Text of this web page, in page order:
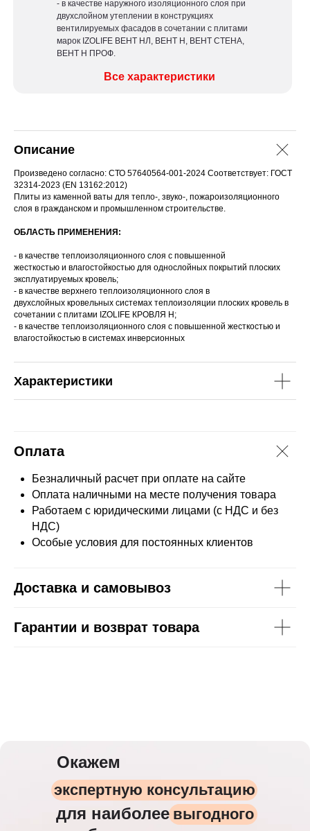
Все характеристики
- в качестве наружного изоляционного слоя при
двухслойном утеплении в конструкциях
вентилируемых фасадов в сочетании с плитами
марок IZOLIFE ВЕНТ НЛ, ВЕНТ Н, ВЕНТ СТЕНА,
ВЕНТ Н ПРОФ.
Описание
Произведено согласно: СТО 57640564-001-2024 Соответствует: ГОСТ
32314-2023 (EN 13162:2012)
Плиты из каменной ваты для тепло-, звуко-, пожароизоляционного
слоя в гражданском и промышленном строительстве.
ОБЛАСТЬ ПРИМЕНЕНИЯ:
- в качестве теплоизоляционного слоя с повышенной
жесткостью и влагостойкостью для однослойных покрытий плоских
эксплуатируемых кровель;
- в качестве верхнего теплоизоляционного слоя в
двухслойных кровельных системах теплоизоляции плоских кровель в
сочетании с плитами IZOLIFE КРОВЛЯ Н;
- в качестве теплоизоляционного слоя с повышенной жесткостью и
влагостойкостью в системах инверсионных
Характеристики
Оплата
Безналичный расчет при оплате на сайте
Оплата наличными на месте получения товара
Работаем с юридическими лицами (с НДС и без
НДС)
Особые условия для постоянных клиентов
Доставка и самовывоз
Гарантии и возврат товара
экспертную консультацию
выгодного
Окажем
для наиболее